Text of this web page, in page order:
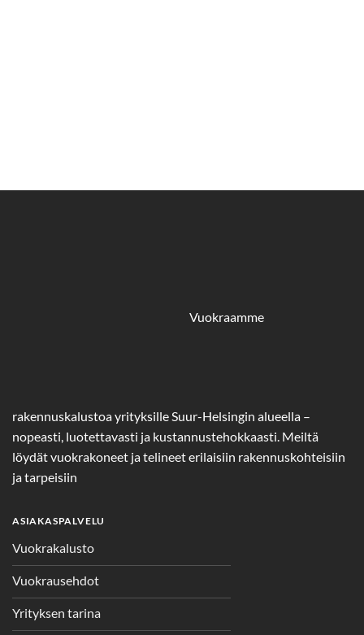
Vuokraamme
rakennuskalustoa yrityksille Suur-Helsingin alueella –
nopeasti, luotettavasti ja kustannustehokkaasti. Meiltä
löydät vuokrakoneet ja telineet erilaisiin rakennuskohteisiin
ja tarpeisiin
ASIAKASPALVELU
Vuokrakalusto
Vuokrausehdot
Yrityksen tarina